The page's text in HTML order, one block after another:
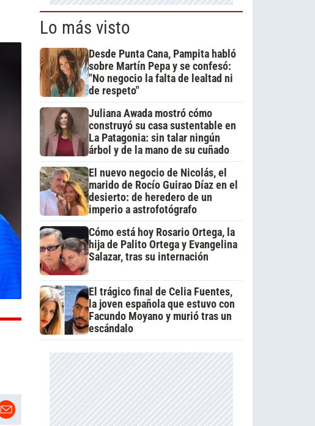
Lo más visto
Desde Punta Cana, Pampita habló
sobre Martín Pepa y se confesó:
"No negocio la falta de lealtad ni
de respeto"
Juliana Awada mostró cómo
construyó su casa sustentable en
La Patagonia: sin talar ningún
árbol y de la mano de su cuñado
El nuevo negocio de Nicolás, el
marido de Rocío Guirao Díaz en el
desierto: de heredero de un
imperio a astrofotógrafo
Cómo está hoy Rosario Ortega, la
hija de Palito Ortega y Evangelina
Salazar, tras su internación
El trágico final de Celia Fuentes,
la joven española que estuvo con
Facundo Moyano y murió tras un
escándalo